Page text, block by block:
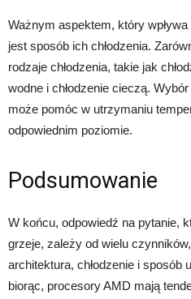
Ważnym aspektem, który
jest sposób ich chłodzenia.
rodzaje chłodzenia, takie jak
wodne i chłodzenie cieczą.
może pomóc w utrzymaniu
odpowiednim poziomie.
Podsumowanie
W końcu, odpowiedź na pytanie,
grzeje, zależy od wielu
architektura, chłodzenie i sposób
biorąc, procesory AMD mają